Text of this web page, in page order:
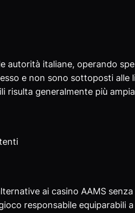
italiane, operando
e non sono sottoposti alle
risulta generalmente più
ai casino AAMS
responsabile equiparabili